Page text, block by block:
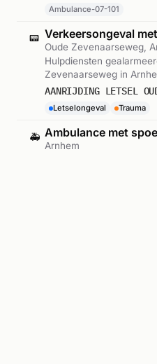
Ambulance-07-101
📟 Verkeersongeval
Oude Zevenaarseweg,
Hulpdiensten
Zevenaarseweg in
Gemeld om 00:04.
Letselongeval Trauma
🚑 Ambulance met
Arnhem